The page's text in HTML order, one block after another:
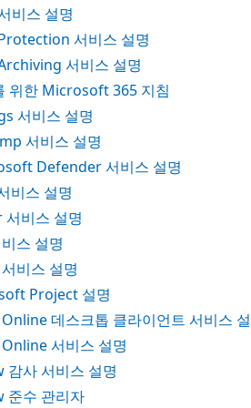
비스 설명
서비스 설명
서비스 설명
위한 Microsoft 365 지침
서비스 설명
서비스 설명
Defender 서비스 설명
비스 설명
비스 설명
스 설명
비스 설명
Project 설명
데스크톱 클라이언트 서비스
서비스 설명
사 서비스 설명
수 관리자